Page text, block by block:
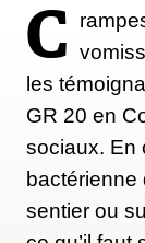
C
les
GR 20 en
sociaux. En
bactérienne
sentier ou